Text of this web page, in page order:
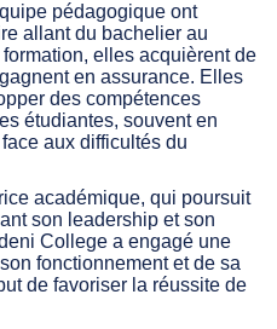
pédagogique ont
allant du bachelier au
elles acquièrent de
en assurance. Elles
des compétences
étudiantes, souvent en
aux difficultés du
académique, qui poursuit
son leadership et son
College a engagé une
fonctionnement et de sa
de favoriser la réussite de